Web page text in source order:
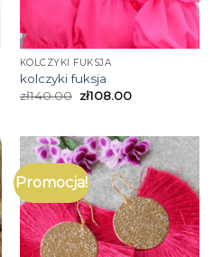
KOLCZYKI FUKSJA
kolczyki fuksja
zł140.00 zł108.00
Promocja!